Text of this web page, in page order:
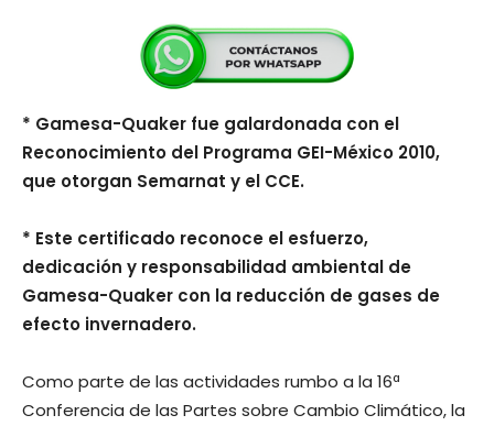
* Gamesa-Quaker fue galardonada con el
Reconocimiento del Programa GEI-México 2010,
que otorgan Semarnat y el CCE.
* Este certificado reconoce el esfuerzo,
dedicación y responsabilidad ambiental de
Gamesa-Quaker con la reducción de gases de
efecto invernadero.
Como parte de las actividades rumbo a la 16ª
Conferencia de las Partes sobre Cambio Climático, la